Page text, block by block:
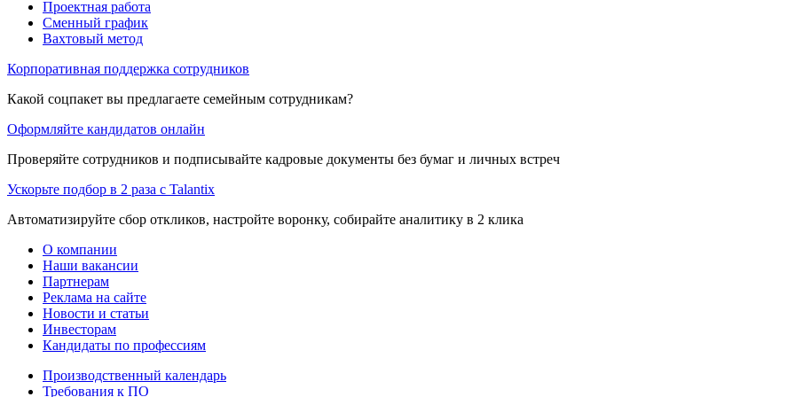
Проектная работа
Сменный график
Вахтовый метод
Корпоративная поддержка сотрудников
Какой соцпакет вы предлагаете семейным сотрудникам?
Оформляйте кандидатов онлайн
Проверяйте сотрудников и подписывайте кадровые документы без бумаг и личных встреч
Ускорьте подбор в 2 раза с Talantix
Автоматизируйте сбор откликов, настройте воронку, собирайте аналитику в 2 клика
О компании
Наши вакансии
Партнерам
Реклама на сайте
Новости и статьи
Инвесторам
Кандидаты по профессиям
Производственный календарь
Требования к ПО